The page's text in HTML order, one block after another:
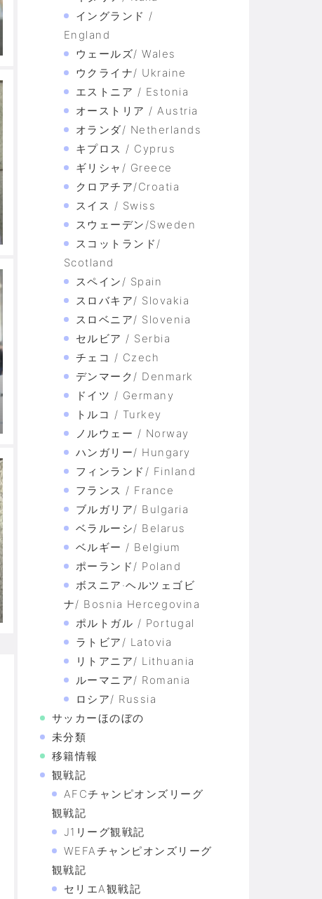
イングランド /
England
ウェールズ/ Wales
ウクライナ/ Ukraine
エストニア / Estonia
オーストリア / Austria
オランダ/ Netherlands
キプロス / Cyprus
ギリシャ/ Greece
クロアチア/Croatia
スイス / Swiss
スウェーデン/Sweden
スコットランド/
Scotland
スペイン/ Spain
スロバキア/ Slovakia
スロベニア/ Slovenia
セルビア / Serbia
チェコ / Czech
デンマーク/ Denmark
ドイツ / Germany
トルコ / Turkey
ノルウェー / Norway
ハンガリー/ Hungary
フィンランド/ Finland
フランス / France
ブルガリア/ Bulgaria
ベラルーシ/ Belarus
ベルギー / Belgium
ポーランド/ Poland
ボスニア·ヘルツェゴビ
ナ/ Bosnia Hercegovina
ポルトガル / Portugal
ラトビア/ Latovia
リトアニア/ Lithuania
ルーマニア/ Romania
ロシア/ Russia
サッカーほのぼの
未分類
移籍情報
観戦記
AFCチャンピオンズリーグ
観戦記
J1リーグ観戦記
WEFAチャンピオンズリーグ
観戦記
セリエA観戦記